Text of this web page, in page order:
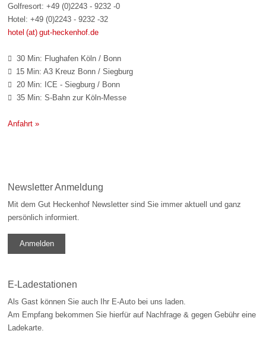
Golfresort: +49 (0)2243 - 9232 -0
Hotel: +49 (0)2243 - 9232 -32
hotel (at) gut-heckenhof.de
 30 Min: Flughafen Köln / Bonn
 15 Min: A3 Kreuz Bonn / Siegburg
 20 Min: ICE - Siegburg / Bonn
 35 Min: S-Bahn zur Köln-Messe
Anfahrt »
Newsletter Anmeldung
Mit dem Gut Heckenhof Newsletter sind Sie immer aktuell und ganz
persönlich informiert.
Anmelden
E-Ladestationen
Als Gast können Sie auch Ihr E-Auto bei uns laden.
Am Empfang bekommen Sie hierfür auf Nachfrage & gegen Gebühr eine
Ladekarte.